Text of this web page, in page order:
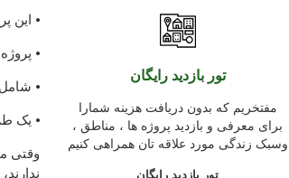
⦁ این
⦁
⦁
⦁ یک
وقتی
تور بازدید رایگان
مفتخریم که بدون دریافت هزینه شمارا
برای معرفی و بازدید پروژه ها ، مناطق ،
وسبک زندگی مورد علاقه تان همراهی کنیم
تور بازدید رایگان